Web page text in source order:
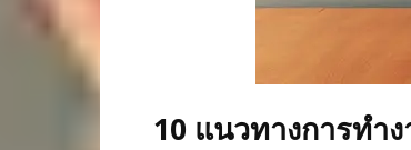
10 แนวทางการทำ